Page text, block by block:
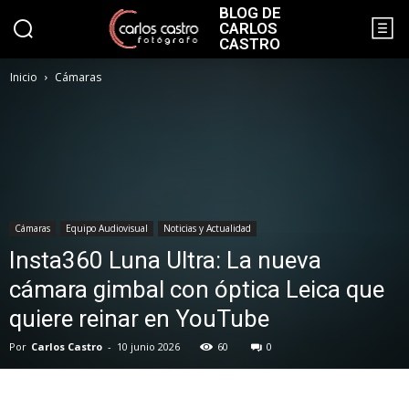
BLOG DE
CARLOS
CASTRO
Inicio Cámaras
Cámaras Equipo Audiovisual Noticias y Actualidad
Insta360 Luna Ultra: La nueva
cámara gimbal con óptica Leica que
quiere reinar en YouTube
Por Carlos Castro - 10 junio 2026 60 0